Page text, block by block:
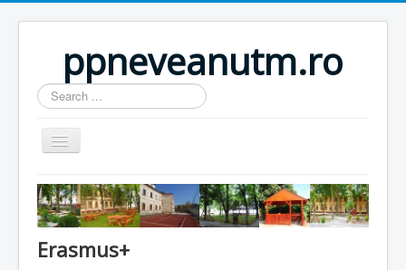
ppneveanutm.ro
Search
...
Home
Resurse
Publicatii
Erasmus+